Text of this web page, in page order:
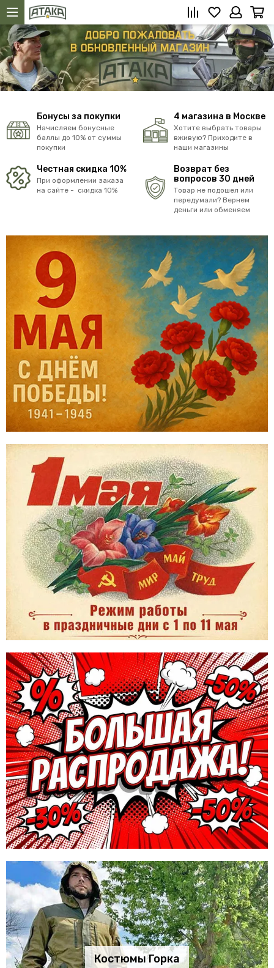
Бонусы за покупки
Начисляем бонусные
баллы до 10% от суммы
покупки
4 магазина в Москве
Хотите выбрать товары
вживую? Приходите в
наши магазины
Честная скидка 10%
При оформлении заказа
на сайте - скидка 10%
Возврат без
вопросов 30 дней
Товар не подошел или
передумали? Вернем
деньги или обменяем
Костюмы Горка